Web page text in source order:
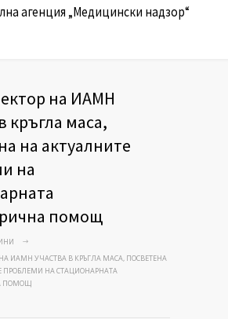
агенция „Медицински надзор“
на ИАМН
кръгла маса,
на актуалните
на
помощ
ИАМН УЧАСТВА В КРЪГЛА МАСА, ПОСВЕТЕНА
ПРОБЛЕМИ НА СТАЦИОНАРНАТА
ПОМОЩ